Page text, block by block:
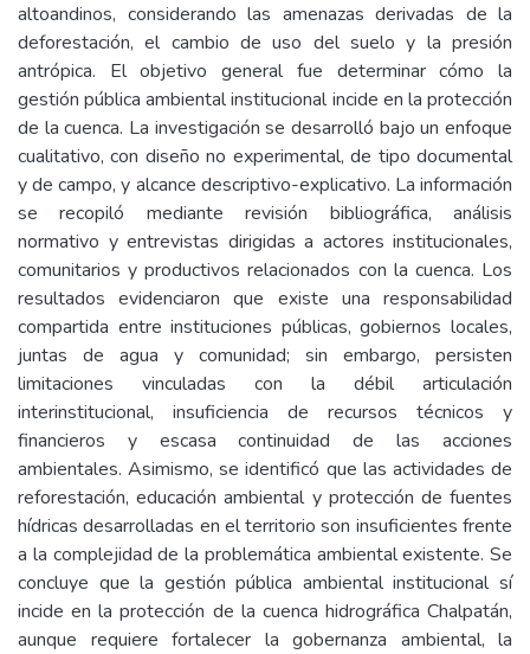
altoandinos, considerando las amenazas derivadas de la
deforestación, el cambio de uso del suelo y la presión
antrópica. El objetivo general fue determinar cómo la
gestión pública ambiental institucional incide en la protección
de la cuenca. La investigación se desarrolló bajo un enfoque
cualitativo, con diseño no experimental, de tipo documental
y de campo, y alcance descriptivo-explicativo. La información
se recopiló mediante revisión bibliográfica, análisis
normativo y entrevistas dirigidas a actores institucionales,
comunitarios y productivos relacionados con la cuenca. Los
resultados evidenciaron que existe una responsabilidad
compartida entre instituciones públicas, gobiernos locales,
juntas de agua y comunidad; sin embargo, persisten
limitaciones vinculadas con la débil articulación
interinstitucional, insuficiencia de recursos técnicos y
financieros y escasa continuidad de las acciones
ambientales. Asimismo, se identificó que las actividades de
reforestación, educación ambiental y protección de fuentes
hídricas desarrolladas en el territorio son insuficientes frente
a la complejidad de la problemática ambiental existente. Se
concluye que la gestión pública ambiental institucional sí
incide en la protección de la cuenca hidrográfica Chalpatán,
aunque requiere fortalecer la gobernanza ambiental, la